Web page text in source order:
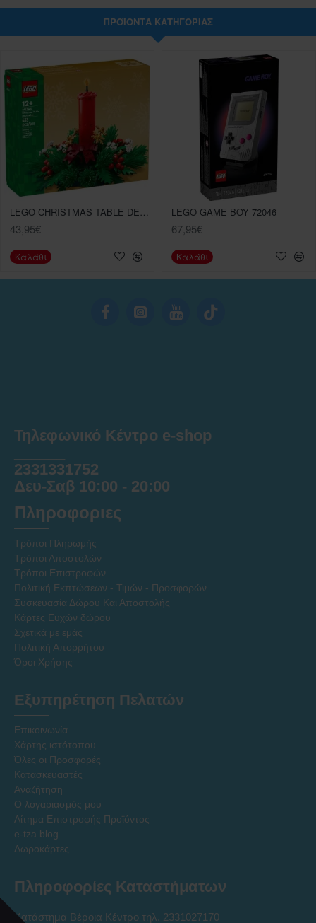
ΠΡΟΪΌΝΤΑ ΚΑΤΗΓΟΡΊΑΣ
LEGO CHRISTMAS TABLE DECORATION (40743)
43,95€
Καλάθι
LEGO GAME BOY 72046
67,95€
Καλάθι
Τηλεφωνικό Κέντρο e-shop
2331331752
Δευ-Σαβ 10:00 - 20:00
Πληροφοριες
Τρόποι Πληρωμής
Τρόποι Αποστολών
Τρόποι Επιστροφών
Πολιτική Εκπτώσεων - Τιμών - Προσφορών
Συσκευασία Δώρου Και Αποστολής
Κάρτες Ευχών δώρου
Σχετικά με εμάς
Πολιτική Απορρήτου
Όροι Χρήσης
Εξυπηρέτηση Πελατών
Επικοινωνία
Χάρτης ιστότοπου
Όλες οι Προσφορές
Κατασκευαστές
Αναζήτηση
Ο λογαριασμός μου
Αίτημα Επιστροφής Προϊόντος
e-tza blog
Δωροκάρτες
Πληροφορίες Καταστήματων
Κατάστημα Βέροια Κέντρο τηλ. 2331027170